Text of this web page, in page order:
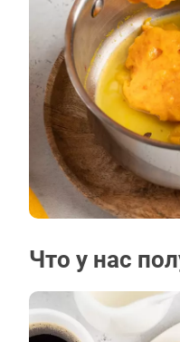
Что у нас